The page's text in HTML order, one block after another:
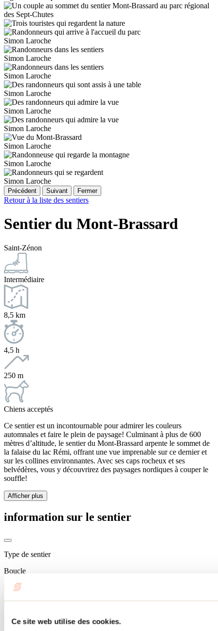
Ce site web utilise des cookies.
Simon Laroche
Simon Laroche
Simon Laroche
Simon Laroche
Simon Laroche
Simon Laroche
Simon Laroche
Simon Laroche
Simon Laroche
Précédent Suivant Fermer
Retour à la liste des sentiers
Sentier du Mont-Brassard
Saint-Zénon
Intermédiaire
8,5 km
4,5 h
250 m
Chiens acceptés
Ce sentier est un incontournable pour admirer les couleurs
automnales et faire le plein de paysage! Culminant à plus de 600
mètres d’altitude, le sentier du Mont-Brassard arpente le sommet de
la falaise du lac Rémi, offrant une vue imprenable sur ce dernier et
sur les collines environnantes. Avec ses caps rocheux et ses
belvédères, vous y découvrirez des paysages nordiques à couper le
souffle!
Afficher plus
information sur le sentier
Type de sentier
Boucle
Période d'ouverture
En tout temps ($)
Vigilance en période de chasse